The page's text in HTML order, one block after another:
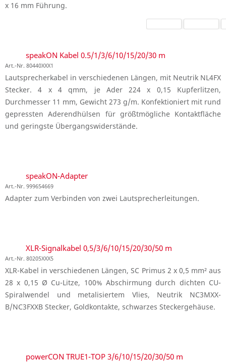
x 16 mm Führung.
speakON Kabel 0.5/1/3/6/10/15/20/30 m
Art.-Nr. 80440XXX1
Lautsprecherkabel in verschiedenen Längen, mit Neutrik NL4FX
Stecker. 4 x 4 qmm, je Ader 224 x 0,15 Kupferlitzen,
Durchmesser 11 mm, Gewicht 273 g/m. Konfektioniert mit rund
gepressten Aderendhülsen für größtmögliche Kontaktfläche
und geringste Übergangswiderstände.
speakON-Adapter
Art.-Nr. 999654669
Adapter zum Verbinden von zwei Lautsprecherleitungen.
XLR-Signalkabel 0,5/3/6/10/15/20/30/50 m
Art.-Nr. 80205XXX5
XLR-Kabel in verschiedenen Längen, SC Primus 2 x 0,5 mm² aus
28 x 0,15 Ø Cu-Litze, 100% Abschirmung durch dichten CU-
Spiralwendel und metalisiertem Vlies, Neutrik NC3MXX-
B/NC3FXXB Stecker, Goldkontakte, schwarzes Steckergehäuse.
powerCON TRUE1-TOP 3/6/10/15/20/30/50 m